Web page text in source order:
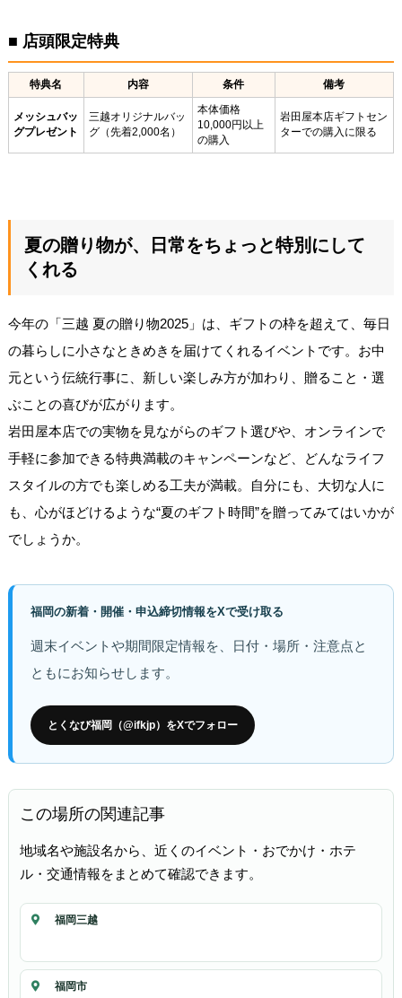
■ 店頭限定特典
特典名 内容 条件 備考
メッシュバッ
グプレゼント
三越オリジナルバッ
グ（先着2,000名）
本体価格
10,000円以上
の購入
岩田屋本店ギフトセン
ターでの購入に限る
夏の贈り物が、日常をちょっと特別にして
くれる
今年の「三越 夏の贈り物2025」は、ギフトの枠を超えて、毎日
の暮らしに小さなときめきを届けてくれるイベントです。お中
元という伝統行事に、新しい楽しみ方が加わり、贈ること・選
ぶことの喜びが広がります。
岩田屋本店での実物を見ながらのギフト選びや、オンラインで
手軽に参加できる特典満載のキャンペーンなど、どんなライフ
スタイルの方でも楽しめる工夫が満載。自分にも、大切な人に
も、心がほどけるような“夏のギフト時間”を贈ってみてはいかが
でしょうか。
福岡の新着・開催・申込締切情報をXで受け取る
週末イベントや期間限定情報を、日付・場所・注意点と
ともにお知らせします。
とくなび福岡（@ifkjp）をXでフォロー
この場所の関連記事
地域名や施設名から、近くのイベント・おでかけ・ホテ
ル・交通情報をまとめて確認できます。
福岡三越
福岡市